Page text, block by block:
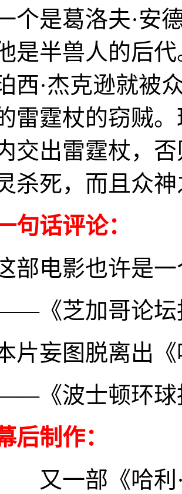
个是葛洛夫·安
是半兽人的后
西·杰克逊就被
雷霆杖的窃贼
交出雷霆杖，
杀死，而且众
句话评论：
部电影也许是
《芝加哥论坛
片妄图脱离出
《波士顿环球
后制作：
又一部《哈利·